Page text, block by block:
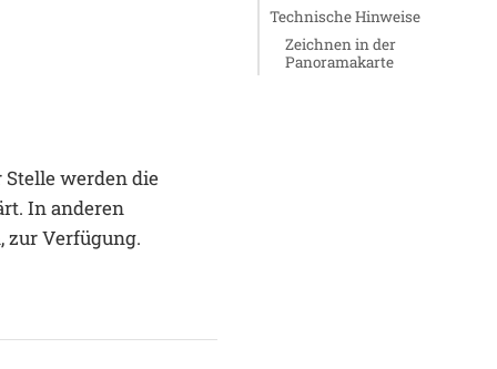
Technische Hinweise
Zeichnen in der
Panoramakarte
werden die
In anderen
zur Verfügung.